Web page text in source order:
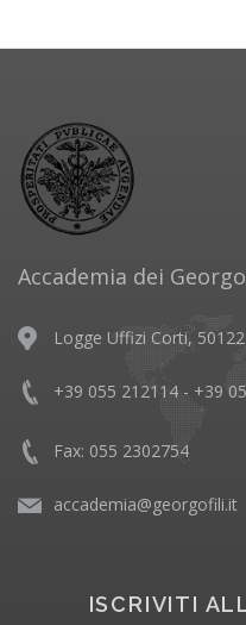
Accademia dei
Logge Uffizi Corti,
+39 055 212114 - +39
Fax: 055 2302754
accademia@georgofili.it
ISCRIVITI